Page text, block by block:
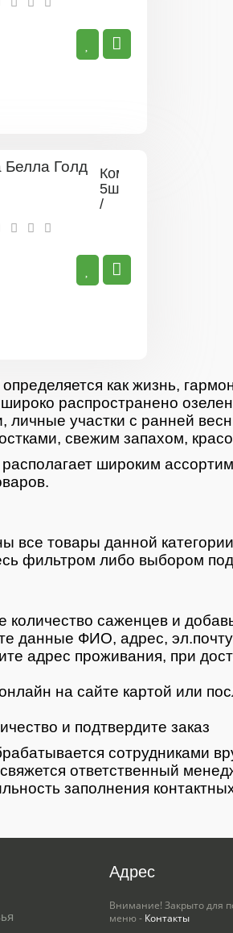
Комплект
5шт
/
как жизнь,
распространено
личные участки с ранней
свежим запахом,
широким
все товары данной
фильтром либо выбором
количество саженцев и
данные ФИО, адрес,
адрес проживания, при
на сайте картой или
и подтвердите заказ
сотрудниками
ответственный
заполнения
Адрес
Внимание! Закрыто для
меню - Контакты